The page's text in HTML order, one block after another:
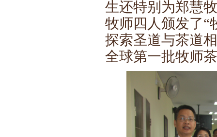
生还特别为郑慧
牧师四人颁发了“
探索圣道与茶道
全球第一批牧师